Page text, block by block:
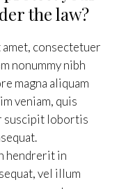
the law?
consectetuer
nonummy nibh
magna aliquam
veniam, quis
suscipit lobortis
hendrerit in
vel illum